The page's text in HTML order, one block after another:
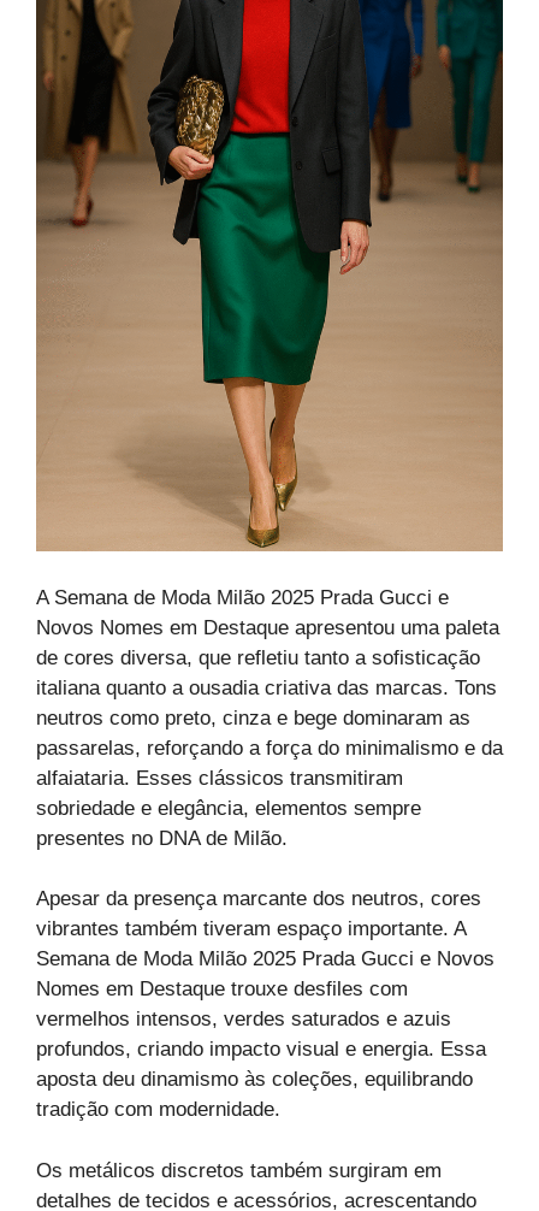
A Semana de Moda Milão 2025 Prada Gucci e
Novos Nomes em Destaque apresentou uma paleta
de cores diversa, que refletiu tanto a sofisticação
italiana quanto a ousadia criativa das marcas. Tons
neutros como preto, cinza e bege dominaram as
passarelas, reforçando a força do minimalismo e da
alfaiataria. Esses clássicos transmitiram
sobriedade e elegância, elementos sempre
presentes no DNA de Milão.
Apesar da presença marcante dos neutros, cores
vibrantes também tiveram espaço importante. A
Semana de Moda Milão 2025 Prada Gucci e Novos
Nomes em Destaque trouxe desfiles com
vermelhos intensos, verdes saturados e azuis
profundos, criando impacto visual e energia. Essa
aposta deu dinamismo às coleções, equilibrando
tradição com modernidade.
Os metálicos discretos também surgiram em
detalhes de tecidos e acessórios, acrescentando